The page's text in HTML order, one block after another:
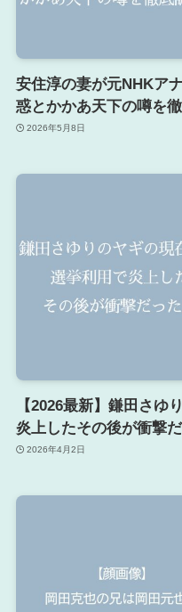
安住淳の妻が元NHKア
惑とかかあ天下の噂を徹
2026年5月8日
【2026最新】鎌田さゆ
炎上したその後が衝撃だ
2026年4月2日